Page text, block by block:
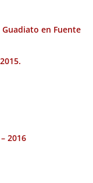
en Fuente
2016